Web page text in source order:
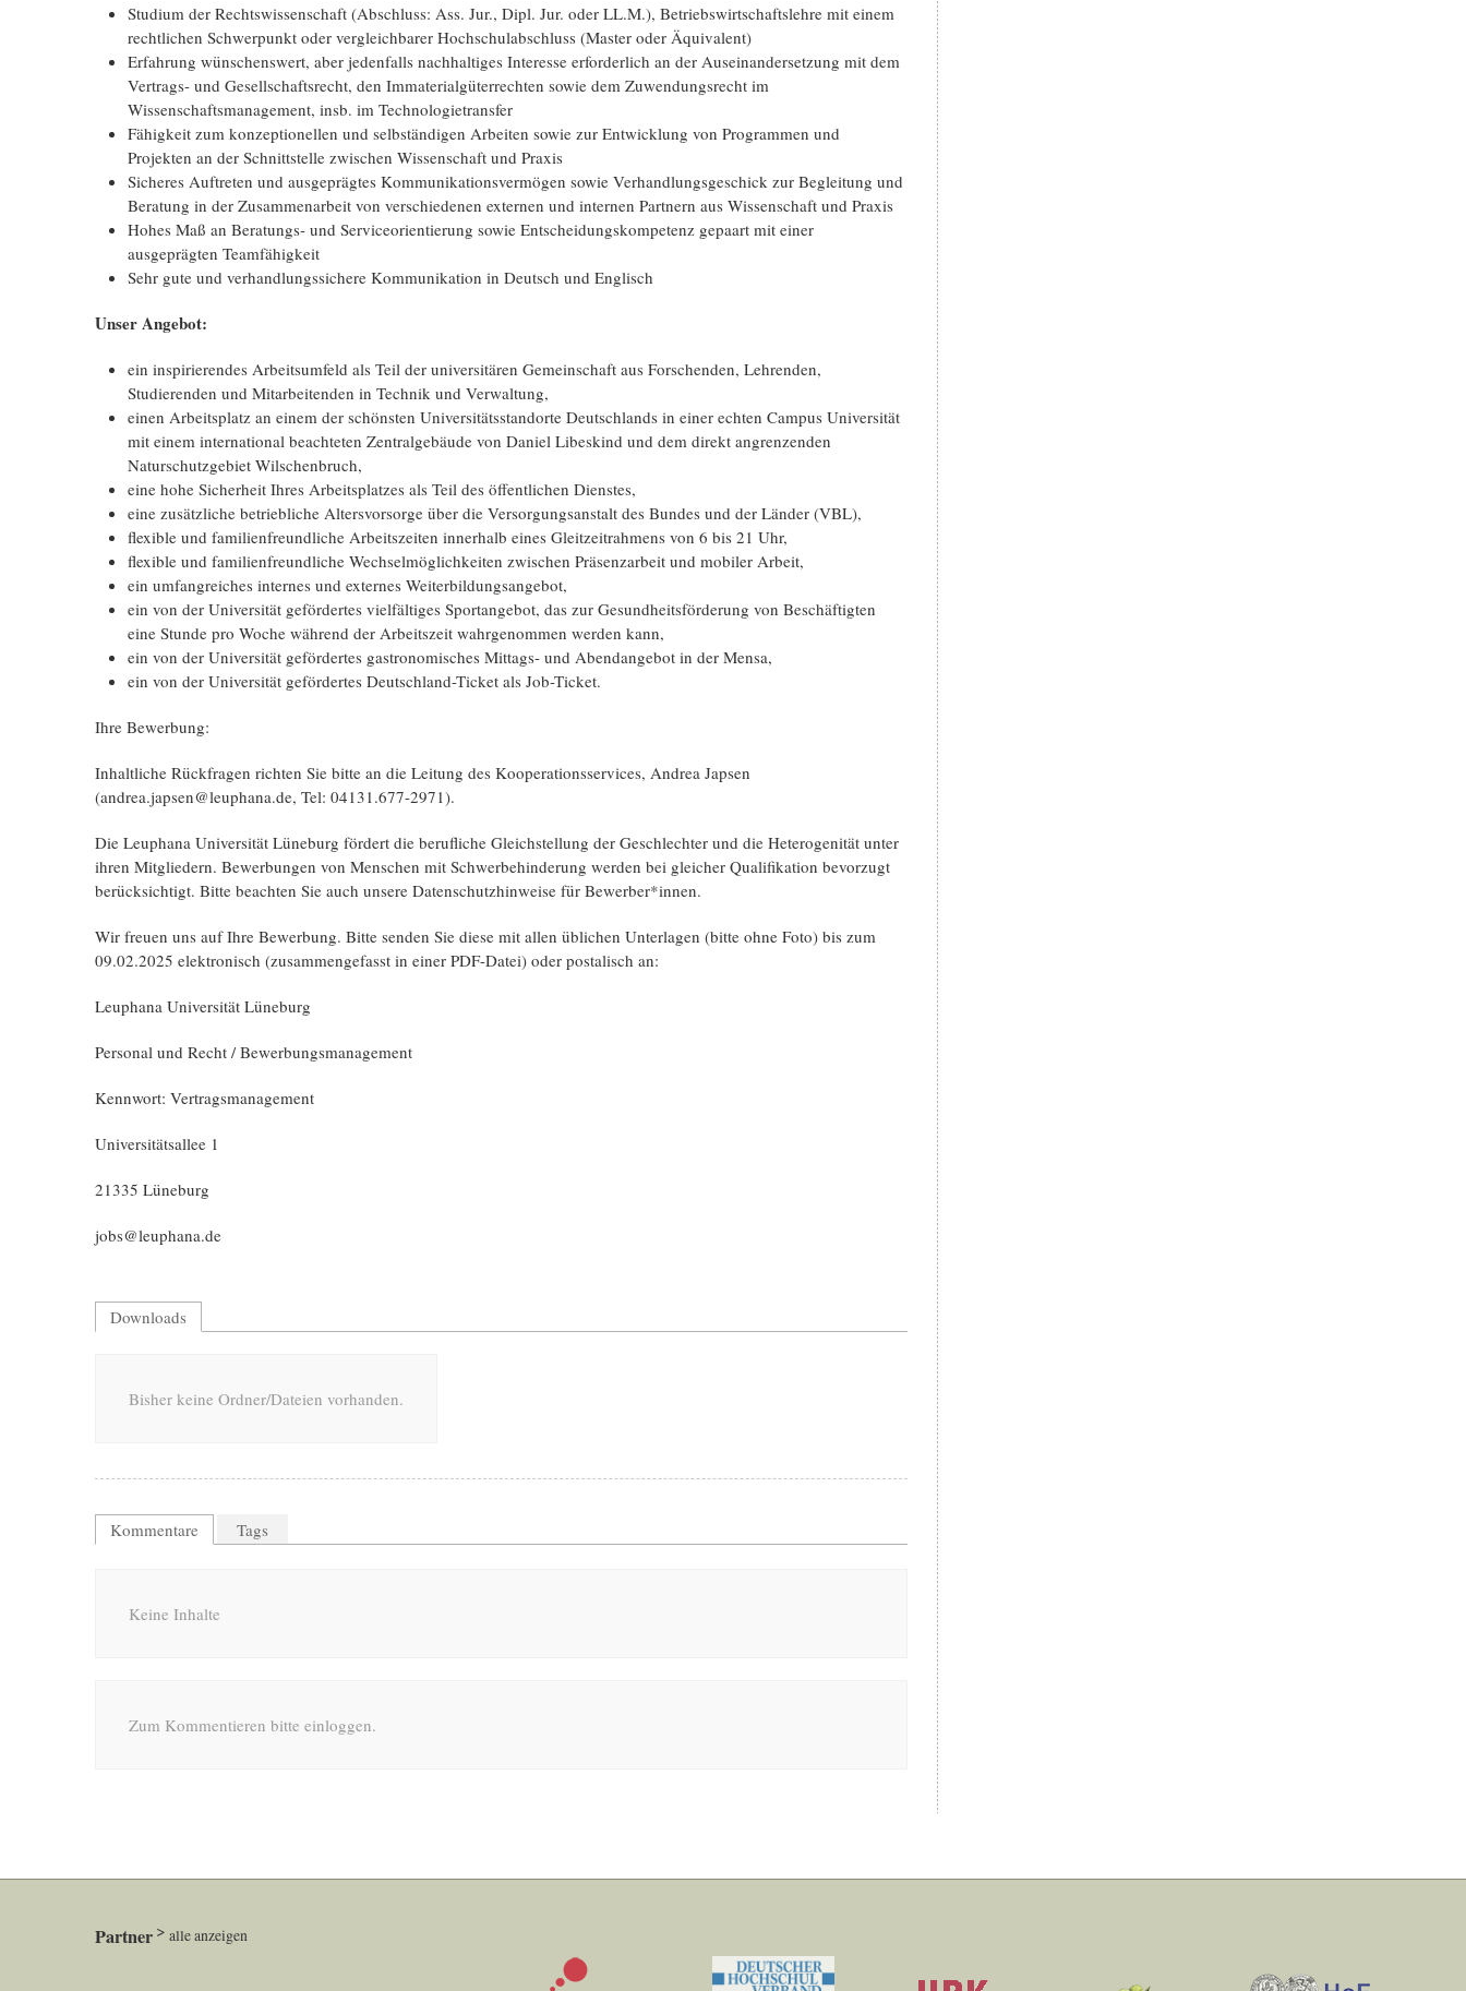
Studium der Rechtswissenschaft (Abschluss: Ass. Jur., Dipl. Jur. oder LL.M.), Betriebswirtschaftslehre mit einem
rechtlichen Schwerpunkt oder vergleichbarer Hochschulabschluss (Master oder Äquivalent)
Erfahrung wünschenswert, aber jedenfalls nachhaltiges Interesse erforderlich an der Auseinandersetzung mit dem
Vertrags- und Gesellschaftsrecht, den Immaterialgüterrechten sowie dem Zuwendungsrecht im
Wissenschaftsmanagement, insb. im Technologietransfer
Fähigkeit zum konzeptionellen und selbständigen Arbeiten sowie zur Entwicklung von Programmen und
Projekten an der Schnittstelle zwischen Wissenschaft und Praxis
Sicheres Auftreten und ausgeprägtes Kommunikationsvermögen sowie Verhandlungsgeschick zur Begleitung und
Beratung in der Zusammenarbeit von verschiedenen externen und internen Partnern aus Wissenschaft und Praxis
Hohes Maß an Beratungs- und Serviceorientierung sowie Entscheidungskompetenz gepaart mit einer
ausgeprägten Teamfähigkeit
Sehr gute und verhandlungssichere Kommunikation in Deutsch und Englisch
Unser Angebot:
ein inspirierendes Arbeitsumfeld als Teil der universitären Gemeinschaft aus Forschenden, Lehrenden,
Studierenden und Mitarbeitenden in Technik und Verwaltung,
einen Arbeitsplatz an einem der schönsten Universitätsstandorte Deutschlands in einer echten Campus Universität
mit einem international beachteten Zentralgebäude von Daniel Libeskind und dem direkt angrenzenden
Naturschutzgebiet Wilschenbruch,
eine hohe Sicherheit Ihres Arbeitsplatzes als Teil des öffentlichen Dienstes,
eine zusätzliche betriebliche Altersvorsorge über die Versorgungsanstalt des Bundes und der Länder (VBL),
flexible und familienfreundliche Arbeitszeiten innerhalb eines Gleitzeitrahmens von 6 bis 21 Uhr,
flexible und familienfreundliche Wechselmöglichkeiten zwischen Präsenzarbeit und mobiler Arbeit,
ein umfangreiches internes und externes Weiterbildungsangebot,
ein von der Universität gefördertes vielfältiges Sportangebot, das zur Gesundheitsförderung von Beschäftigten
eine Stunde pro Woche während der Arbeitszeit wahrgenommen werden kann,
ein von der Universität gefördertes gastronomisches Mittags- und Abendangebot in der Mensa,
ein von der Universität gefördertes Deutschland-Ticket als Job-Ticket.
Ihre Bewerbung:
Inhaltliche Rückfragen richten Sie bitte an die Leitung des Kooperationsservices, Andrea Japsen
(andrea.japsen@leuphana.de, Tel: 04131.677-2971).
Die Leuphana Universität Lüneburg fördert die berufliche Gleichstellung der Geschlechter und die Heterogenität unter
ihren Mitgliedern. Bewerbungen von Menschen mit Schwerbehinderung werden bei gleicher Qualifikation bevorzugt
berücksichtigt. Bitte beachten Sie auch unsere Datenschutzhinweise für Bewerber*innen.
Wir freuen uns auf Ihre Bewerbung. Bitte senden Sie diese mit allen üblichen Unterlagen (bitte ohne Foto) bis zum
09.02.2025 elektronisch (zusammengefasst in einer PDF-Datei) oder postalisch an:
Leuphana Universität Lüneburg
Personal und Recht / Bewerbungsmanagement
Kennwort: Vertragsmanagement
Universitätsallee 1
21335 Lüneburg
jobs@leuphana.de
Downloads
Bisher keine Ordner/Dateien vorhanden.
Kommentare Tags
Keine Inhalte
Zum Kommentieren bitte einloggen.
Partner alle anzeigen